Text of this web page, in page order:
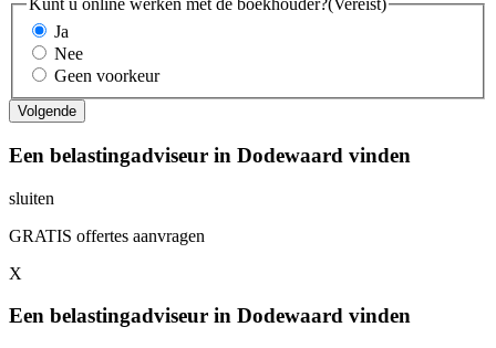
Ja
Nee
Geen voorkeur
Een belastingadviseur in Dodewaard vinden
sluiten
GRATIS offertes aanvragen
X
Een belastingadviseur in Dodewaard vinden